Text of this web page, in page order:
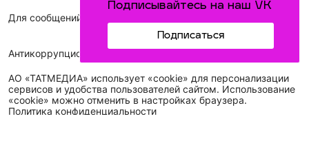
Подписывайтесь на наш VK
Подписаться
Для сообщений о фактах коррупции: idel-kazan@mail.ru
Антикоррупционная политика
АО «ТАТМЕДИА» использует «cookie» для персонализации
сервисов и удобства пользователей сайтом. Использование
«cookie» можно отменить в настройках браузера.
Политика конфиденциальности